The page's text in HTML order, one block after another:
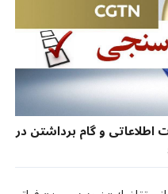
و گام برداشتن در